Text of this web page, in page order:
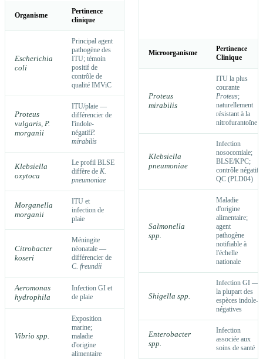
Organisme
Pertinence
clinique
Escherichia
coli
Principal agent
pathogène des
ITU; témoin
positif de
contrôle de
qualité IMViC
Proteus
vulgaris, P.
morganii
ITU/plaie —
différencier de
l'indole-
négatifP.
mirabilis
Klebsiella
oxytoca
Le profil BLSE
diffère de K.
pneumoniae
Morganella
morganii
ITU et
infection de
plaie
Citrobacter
koseri
Méningite
néonatale —
différencier de
C. freundii
Aeromonas
hydrophila
Infection GI et
de plaie
Vibrio spp.
Exposition
marine;
maladie
d'origine
alimentaire
Microorganisme
Pertinence
Clinique
Proteus
mirabilis
ITU la plus
courante
Proteus;
naturellement
résistant à la
nitrofurantoïne
Klebsiella
pneumoniae
Infection
nosocomiale;
BLSE/KPC;
contrôle négatif
QC (PLD04)
Salmonella
spp.
Maladie
d'origine
alimentaire;
agent
pathogène
notifiable à
l'échelle
nationale
Shigella spp.
Infection GI —
la plupart des
espèces indole-
négatives
Enterobacter
spp.
Infection
associée aux
soins de santé